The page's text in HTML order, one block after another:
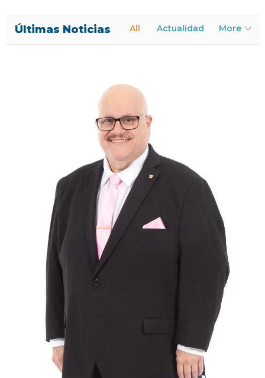
Últimas Noticias All Actualidad More